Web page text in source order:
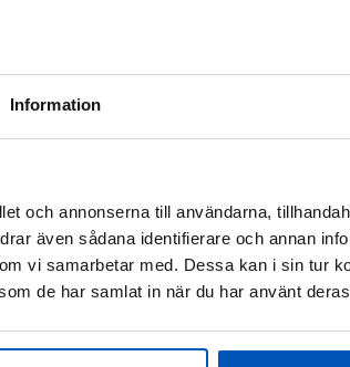
Information
och annonserna till användarna,
även sådana identifierare och annan
vi samarbetar med. Dessa kan i sin tur
de har samlat in när du har använt